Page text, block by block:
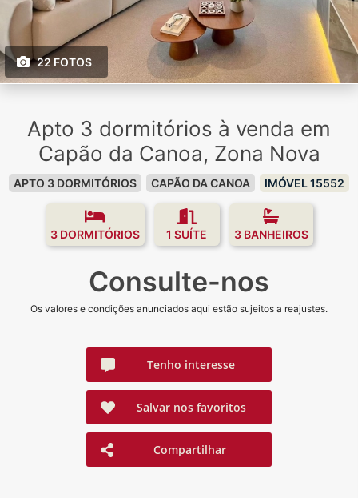
22 FOTOS
Apto 3 dormitórios à venda em
Capão da Canoa, Zona Nova
APTO 3 DORMITÓRIOS CAPÃO DA CANOA IMÓVEL 15552
3 DORMITÓRIOS 1 SUÍTE 3 BANHEIROS
Consulte-nos
Os valores e condições anunciados aqui estão sujeitos a reajustes.
Tenho interesse
Salvar nos favoritos
Compartilhar